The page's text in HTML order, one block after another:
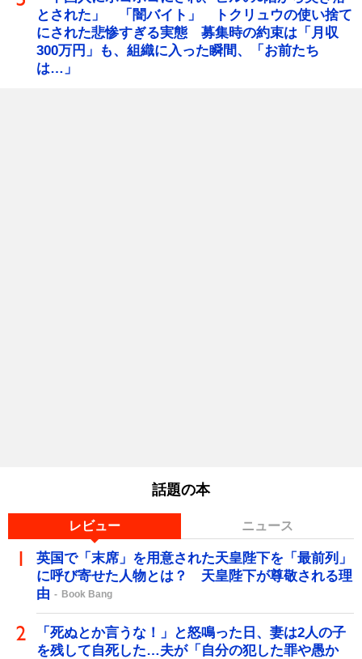
とされた」 「闇バイト」 トクリュウの使い捨て
にされた悲惨すぎる実態 募集時の約束は「月収
300万円」も、組織に入った瞬間、「お前たち
は…」
話題の本
レビュー ニュース
英国で「末席」を用意された天皇陛下を「最前列」
に呼び寄せた人物とは？ 天皇陛下が尊敬される理
由
Book Bang
「死ぬとか言うな！」と怒鳴った日、妻は2人の子
を残して自死した…夫が「自分の犯した罪や愚か